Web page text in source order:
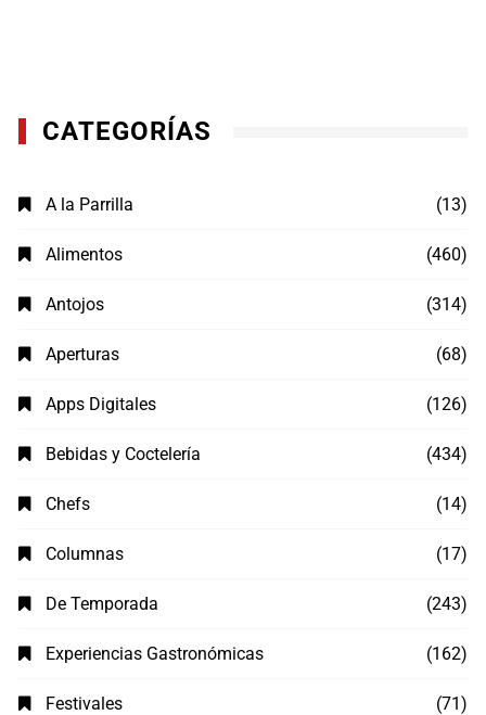
CATEGORÍAS
A la Parrilla (13)
Alimentos (460)
Antojos (314)
Aperturas (68)
Apps Digitales (126)
Bebidas y Coctelería (434)
Chefs (14)
Columnas (17)
De Temporada (243)
Experiencias Gastronómicas (162)
Festivales (71)